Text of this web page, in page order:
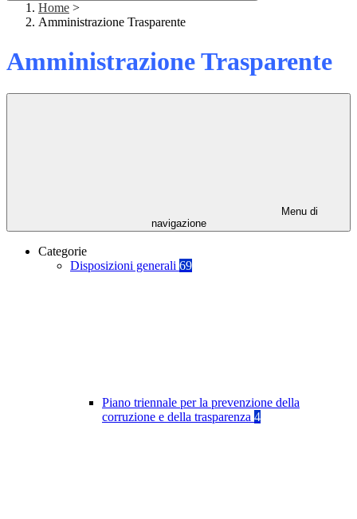
Home >
Amministrazione Trasparente
Amministrazione Trasparente
Menu di
navigazione
Categorie
Disposizioni generali 69
Piano triennale per la prevenzione della
corruzione e della trasparenza 4